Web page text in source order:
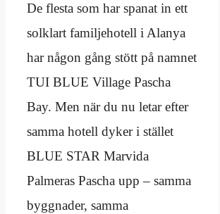
De flesta som har spanat in ett
solklart familjehotell i Alanya
har någon gång stött på namnet
TUI BLUE Village Pascha
Bay. Men när du nu letar efter
samma hotell dyker i stället
BLUE STAR Marvida
Palmeras Pascha upp – samma
byggnader, samma